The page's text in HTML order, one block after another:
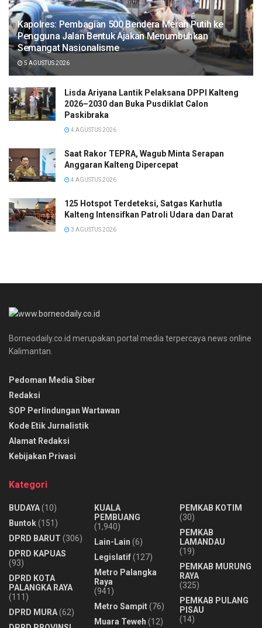
Kapolres: Pembagian 500 Bendera Merah Putih ke
Pengguna Jalan Bentuk Ajakan Menumbuhkan
Semangat Nasionalisme
5 AGUSTUS 2026
Lisda Ariyana Lantik Pelaksana DPPI Kalteng
2026–2030 dan Buka Pusdiklat Calon
Paskibraka
4 AGUSTUS 2026
Saat Rakor TEPRA, Wagub Minta Serapan
Anggaran Kalteng Dipercepat
4 AGUSTUS 2026
125 Hotspot Terdeteksi, Satgas Karhutla
Kalteng Intensifkan Patroli Udara dan Darat
3 AGUSTUS 2026
Borneodaily.co.id merupakan portal media terpercaya news online
Kalimantan.
Pedoman Media Siber
Redaksi
SOP Perlindungan Wartawan
Kode Etik Jurnalistik
Alamat Redaksi
Kebijakan Privasi
Kategori
BUDAYA(10)
Buntok(151)
DPRD BARUT (306)
DPRD KAPUAS
(93)
DPRD KOTA
PALANGKA RAYA
(111)
DPRD MURA(62)
KUALA
PEMBUANG
(1,940)
Lain-Lain (6)
Legislatif(127)
Metro Palangka
Raya
(941)
Metro Sampit(76)
Muara Teweh (12)
PEMKAB KOTIM
(30)
PEMKAB
LAMANDAU
(19)
PEMKAB MURUNG
RAYA
(325)
PEMKAB PULANG
PISAU
(14)